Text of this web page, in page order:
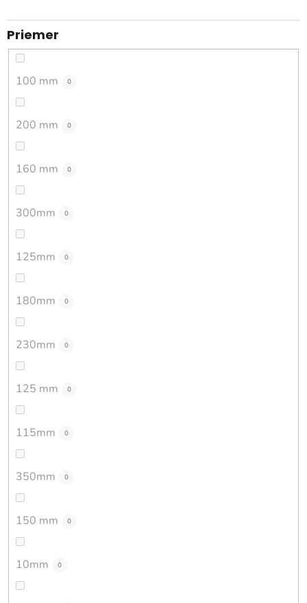
Priemer
100 mm 0
200 mm 0
160 mm 0
300mm 0
125mm 0
180mm 0
230mm 0
125 mm 0
115mm 0
350mm 0
150 mm 0
10mm 0